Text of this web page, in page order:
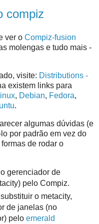
compiz
ver o Compiz-fusion
molengas e tudo mais -
visite: Distributions -
existem links para
, Debian, Fedora,
.
algumas dúvidas (e
por padrão em vez do
de rodar o
gerenciador de
pelo Compiz.
o metacity,
de janelas (no
pelo emerald